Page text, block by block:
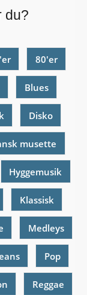
du?
80'er
Blues
Disko
musette
Hyggemusik
Klassisk
Medleys
Pop
Reggae